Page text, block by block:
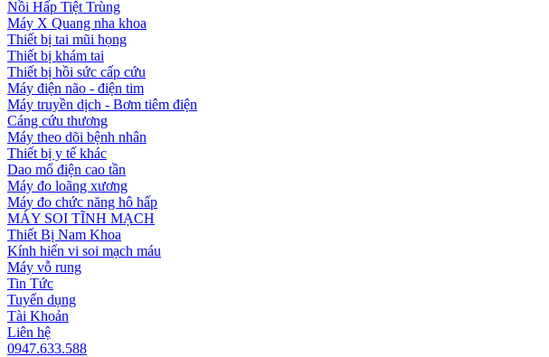
Nồi Hấp Tiệt Trùng
Máy X Quang nha khoa
Thiết bị tai mũi họng
Thiết bị khám tai
Thiết bị hồi sức cấp cứu
Máy điện não - điện tim
Máy truyền dịch - Bơm tiêm điện
Cáng cứu thương
Máy theo dõi bệnh nhân
Thiết bị y tế khác
Dao mổ điện cao tần
Máy đo loãng xương
Máy đo chức năng hô hấp
MÁY SOI TĨNH MẠCH
Thiết Bị Nam Khoa
Kính hiển vi soi mạch máu
Máy vỗ rung
Tin Tức
Tuyển dụng
Tài Khoản
Liên hệ
0947.633.588